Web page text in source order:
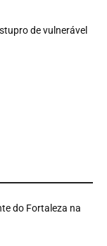
de vulnerável
do Fortaleza na